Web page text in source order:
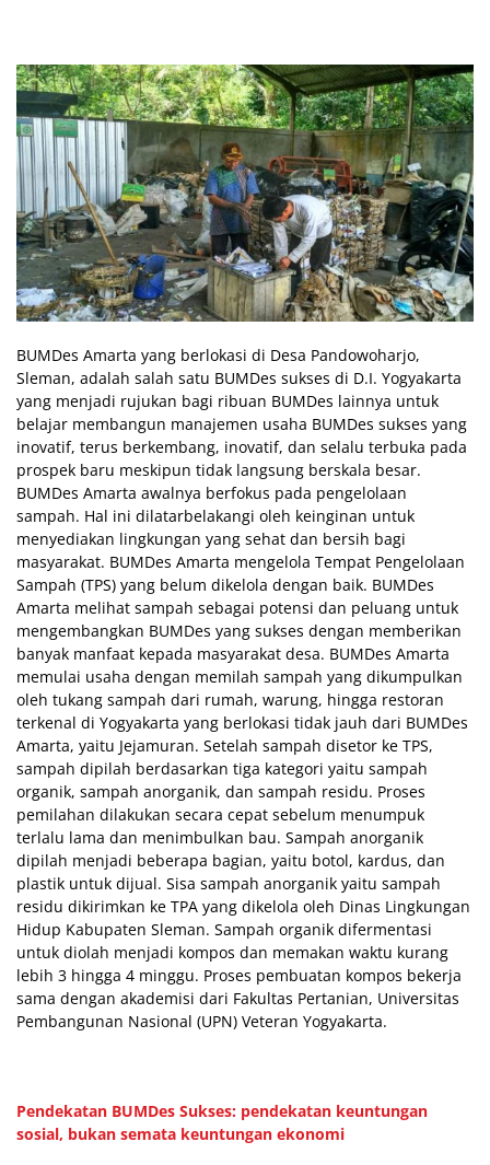
BUMDes Amarta yang berlokasi di Desa Pandowoharjo,
Sleman, adalah salah satu BUMDes sukses di D.I. Yogyakarta
yang menjadi rujukan bagi ribuan BUMDes lainnya untuk
belajar membangun manajemen usaha BUMDes sukses yang
inovatif, terus berkembang, inovatif, dan selalu terbuka pada
prospek baru meskipun tidak langsung berskala besar.
BUMDes Amarta awalnya berfokus pada pengelolaan
sampah. Hal ini dilatarbelakangi oleh keinginan untuk
menyediakan lingkungan yang sehat dan bersih bagi
masyarakat. BUMDes Amarta mengelola Tempat Pengelolaan
Sampah (TPS) yang belum dikelola dengan baik. BUMDes
Amarta melihat sampah sebagai potensi dan peluang untuk
mengembangkan BUMDes yang sukses dengan memberikan
banyak manfaat kepada masyarakat desa. BUMDes Amarta
memulai usaha dengan memilah sampah yang dikumpulkan
oleh tukang sampah dari rumah, warung, hingga restoran
terkenal di Yogyakarta yang berlokasi tidak jauh dari BUMDes
Amarta, yaitu Jejamuran. Setelah sampah disetor ke TPS,
sampah dipilah berdasarkan tiga kategori yaitu sampah
organik, sampah anorganik, dan sampah residu. Proses
pemilahan dilakukan secara cepat sebelum menumpuk
terlalu lama dan menimbulkan bau. Sampah anorganik
dipilah menjadi beberapa bagian, yaitu botol, kardus, dan
plastik untuk dijual. Sisa sampah anorganik yaitu sampah
residu dikirimkan ke TPA yang dikelola oleh Dinas Lingkungan
Hidup Kabupaten Sleman. Sampah organik difermentasi
untuk diolah menjadi kompos dan memakan waktu kurang
lebih 3 hingga 4 minggu. Proses pembuatan kompos bekerja
sama dengan akademisi dari Fakultas Pertanian, Universitas
Pembangunan Nasional (UPN) Veteran Yogyakarta.
Pendekatan BUMDes Sukses: pendekatan keuntungan
sosial, bukan semata keuntungan ekonomi